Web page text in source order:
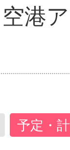
港
予定・